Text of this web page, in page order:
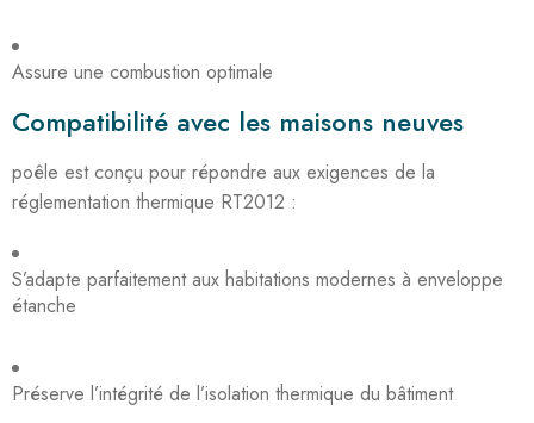
Assure une combustion optimale
Compatibilité avec les maisons neuves
poêle est conçu pour répondre aux exigences de la
réglementation thermique RT2012 :
S’adapte parfaitement aux habitations modernes à enveloppe
étanche
Préserve l’intégrité de l’isolation thermique du bâtiment